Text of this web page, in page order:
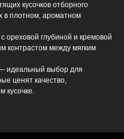
кусочков отборного
в плотном, ароматном
ореховой глубиной и кремовой
контрастом между мягким
идеальный выбор для
ценят качество,
кусочке.